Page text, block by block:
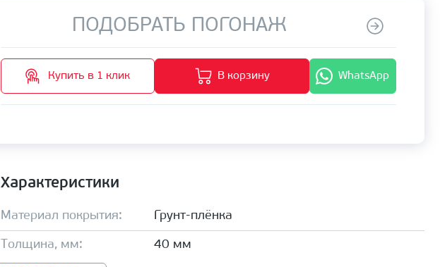
ПОДОБРАТЬ ПОГОНАЖ
Купить в 1 клик В корзину WhatsApp
Характеристики
Материал покрытия: Грунт-плёнка
Толщина, мм: 40 мм